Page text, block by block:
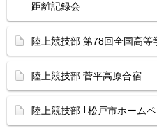
距離記録会
陸上競技部 第78回全国高
陸上競技部 菅平高原合宿
陸上競技部 ｢松戸市ホーム